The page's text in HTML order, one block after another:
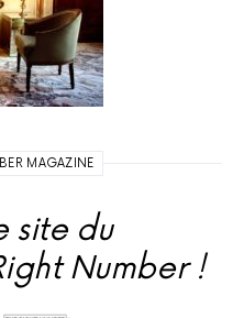
MAGAZINE
site du
Number !